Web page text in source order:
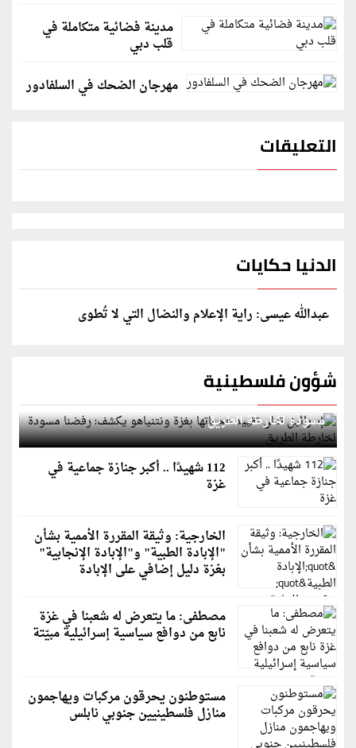
مدينة فضائية متكاملة في
قلب دبي
مهرجان الضحك في السلفادور
التعليقات
الدنيا حكايات
عبدالله عيسى: راية الإعلام والنضال التي لا تُطوى
شؤون فلسطينية
إسرائيل تعلن تقييد هجماتها بغزة ونتنياهو يكشف: رفضنا
مسودة لخارطة الطريق
112 شهيدًا .. أكبر جنازة جماعية في
غزة
الخارجية: وثيقة المقررة الأممية بشأن
"الإبادة الطبية" و"الإبادة الإنجابية"
بغزة دليل إضافي على الإبادة
مصطفى: ما يتعرض له شعبنا في غزة
نابع من دوافع سياسية إسرائيلية مبيّتة
مستوطنون يحرقون مركبات ويهاجمون
منازل فلسطينيين جنوبي نابلس